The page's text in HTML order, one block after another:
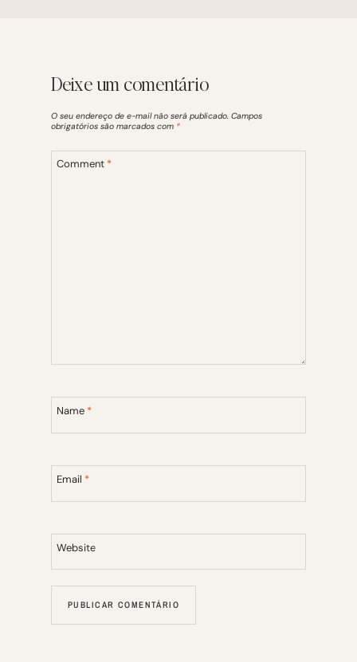
Deixe um comentário
O seu endereço de e-mail não será publicado. Campos
obrigatórios são marcados com *
Comment *
Name *
Email *
Website